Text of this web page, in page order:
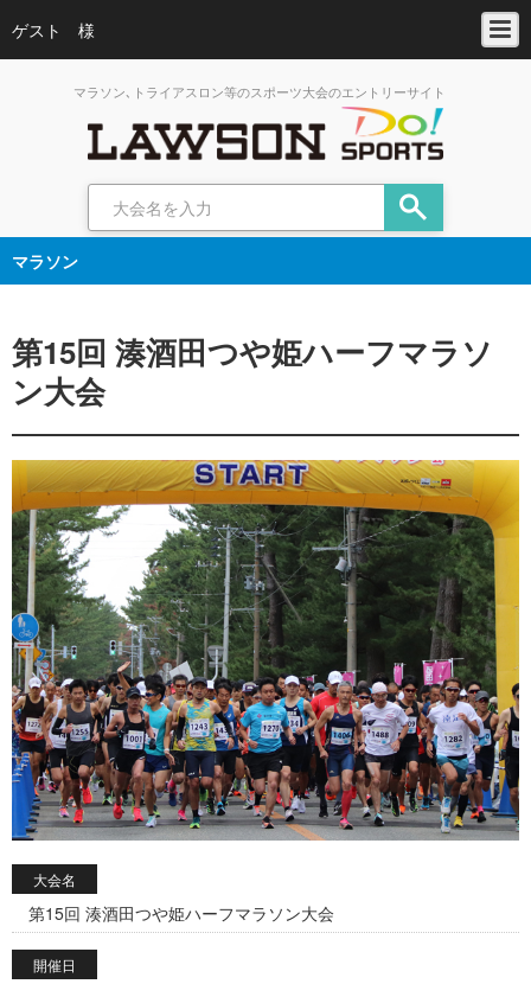
ゲスト 様
マラソン､トライアスロン等のスポーツ大会のエントリーサイト
マラソン
第15回 湊酒田つや姫ハーフマラソ
ン大会
大会名
第15回 湊酒田つや姫ハーフマラソン大会
開催日